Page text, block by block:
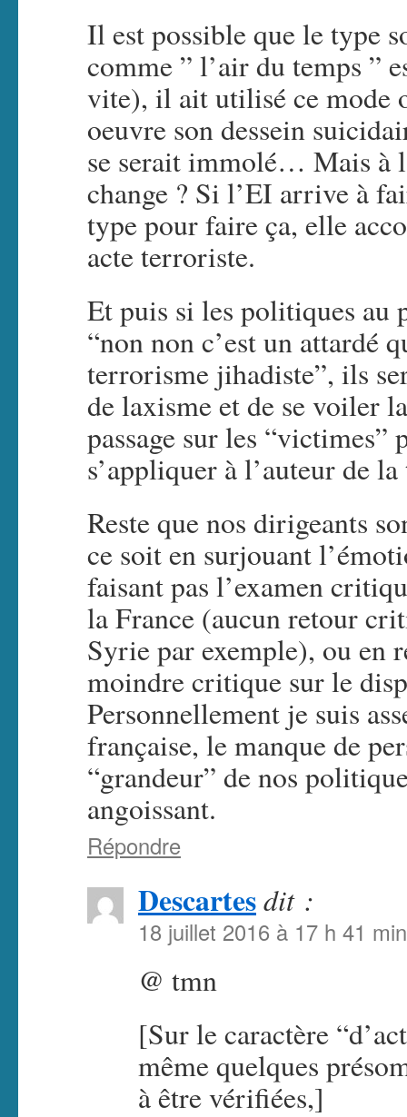
Il est possible que le type
comme ” l’air du temps ”
vite), il ait utilisé ce mode
oeuvre son dessein
se serait immolé… Mais à
change ? Si l’EI arrive à
type pour faire ça, elle
acte terroriste.
Et puis si les politiques au
“non non c’est un attardé
terrorisme jihadiste”, ils
de laxisme et de se voiler
passage sur les
s’appliquer à l’auteur de
Reste que nos dirigeants
ce soit en surjouant
faisant pas l’examen
la France (aucun retour
Syrie par exemple), ou en
moindre critique sur le
Personnellement je suis
française, le manque de
“grandeur” de nos
angoissant.
Répondre
Descartesdit :
18 juillet 2016 à 17 h 41 min
@ tmn
[Sur le caractère
même quelques
à être vérifiées,]